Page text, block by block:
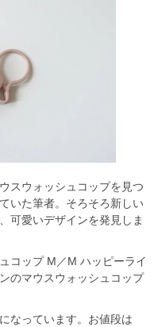
スウォッシュコップを見つ
いた筆者。そろそろ新しい
可愛いデザインを発見しま
コップ M／M ハッピーライ
のマウスウォッシュコップ
なっています。お値段は